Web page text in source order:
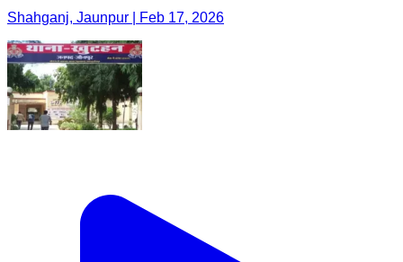
Shahganj, Jaunpur | Feb 17, 2026